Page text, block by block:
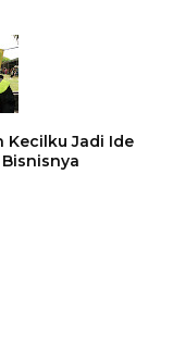
Kecilku Jadi Ide
Bisnisnya